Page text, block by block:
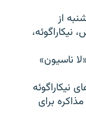
از
ناسیون»
نیکاراگوئه
برای